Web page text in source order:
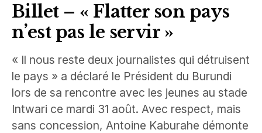
Billet – « Flatter son pays
n’est pas le servir »
« Il nous reste deux journalistes qui détruisent
le pays » a déclaré le Président du Burundi
lors de sa rencontre avec les jeunes au stade
Intwari ce mardi 31 août. Avec respect, mais
sans concession, Antoine Kaburahe démonte